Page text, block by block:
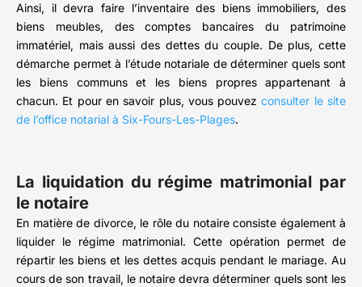
Ainsi, il devra faire l’inventaire des biens immobiliers, des
biens meubles, des comptes bancaires du patrimoine
immatériel, mais aussi des dettes du couple. De plus, cette
démarche permet à l’étude notariale de déterminer quels sont
les biens communs et les biens propres appartenant à
chacun. Et pour en savoir plus, vous pouvezconsulter le site
de l’office notarial à Six-Fours-Les-Plages.
La liquidation du régime matrimonial par
le notaire
En matière de divorce, le rôle du notaire consiste également à
liquider le régime matrimonial. Cette opération permet de
répartir les biens et les dettes acquis pendant le mariage. Au
cours de son travail, le notaire devra déterminer quels sont les